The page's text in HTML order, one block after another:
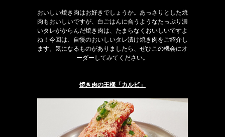
おいしい焼き肉はお好きでしょうか。あっさりとした焼
肉もおいしいですが、白ごはんに合うようなたっぷり濃
いタレがからんだ焼き肉は、たまらなくおいしいですよ
ね！今回は、自慢のおいしいタレ漬け焼き肉をご紹介し
ます。気になるものがありましたら、ぜひこの機会にオ
ーダーしてみてください。
焼き肉の王様「カルビ」